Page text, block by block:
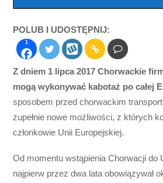
POLUB I UDOSTĘPNIJ:
1
Z dniem 1 lipca 2017 Chorwackie
mogą wykonywać kabotaż po całej
sposobem przed chorwackim
zupełnie nowe możliwości, z których
członkowie Unii Europejskiej.
Od momentu wstąpienia Chorwacji do
najpierw przez dwa lata obowiązywał